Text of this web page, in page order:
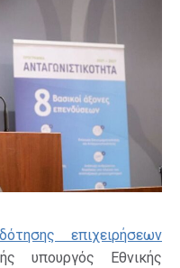
επιχειρήσεων
υπουργός Εθνικής